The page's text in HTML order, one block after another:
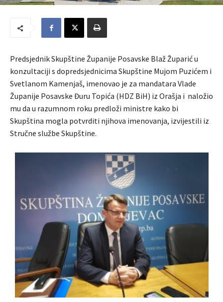
Predsjednik Skupštine Županije Posavske Blaž Župarić u
konzultaciji s dopredsjednicima Skupštine Mujom Puzićem i
Svetlanom Kamenjaš, imenovao je za mandatara Vlade
Županije Posavske Đuru Topića (HDZ BiH) iz Orašja i naložio
mu da u razumnom roku predloži ministre kako bi
Skupština mogla potvrditi njihova imenovanja, izvijestili iz
Stručne službe Skupštine.